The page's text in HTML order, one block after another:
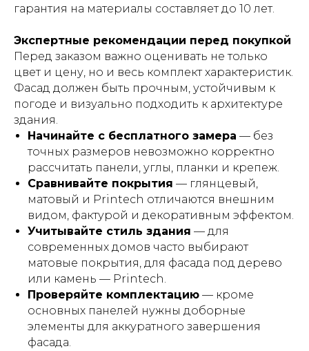
гарантия на материалы составляет до 10 лет.
Экспертные рекомендации перед покупкой
Перед заказом важно оценивать не только
цвет и цену, но и весь комплект характеристик.
Фасад должен быть прочным, устойчивым к
погоде и визуально подходить к архитектуре
здания.
Начинайте с бесплатного замера — без
точных размеров невозможно корректно
рассчитать панели, углы, планки и крепеж.
Сравнивайте покрытия — глянцевый,
матовый и Printech отличаются внешним
видом, фактурой и декоративным эффектом.
Учитывайте стиль здания — для
современных домов часто выбирают
матовые покрытия, для фасада под дерево
или камень — Printech.
Проверяйте комплектацию — кроме
основных панелей нужны доборные
элементы для аккуратного завершения
фасада.